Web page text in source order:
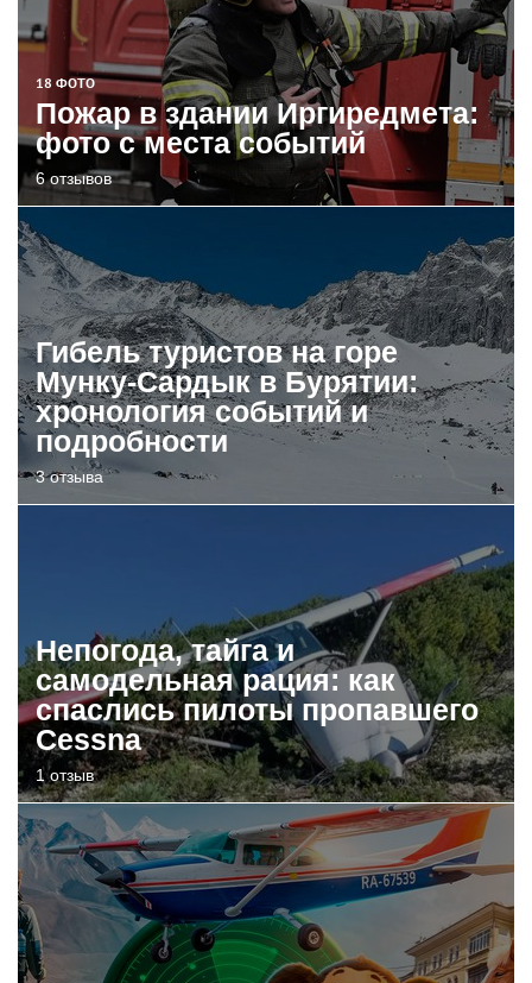
18 ФОТО
Пожар в здании Иргиредмета:
фото с места событий
6 отзывов
Гибель туристов на горе
Мунку-Сардык в Бурятии:
хронология событий и
подробности
3 отзыва
Непогода, тайга и
самодельная рация: как
спаслись пилоты пропавшего
Cessna
1 отзыв